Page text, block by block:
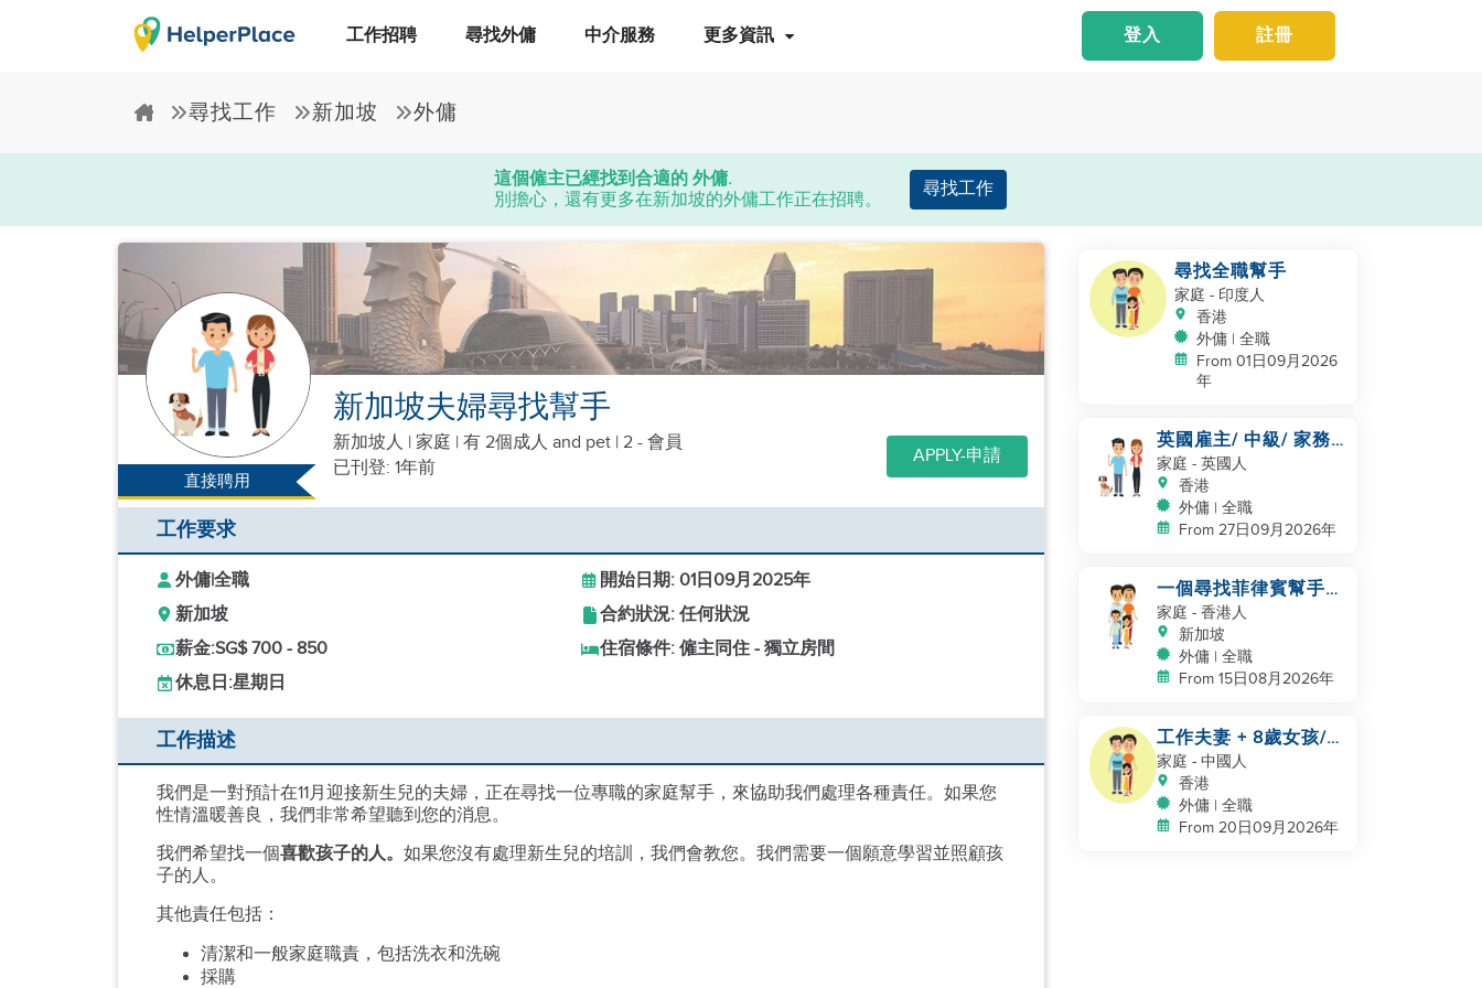
工作招聘 尋找外傭 中介服務 更多資訊 註冊
登入
尋找工作 新加坡 外傭
這個僱主已經找到合適的 外傭.
別擔心，還有更多在新加坡的外傭工作正在招聘。
尋找工作
直接聘用
新加坡夫婦尋找幫手
新加坡人 | 家庭 | 有 2個成人 and pet | 2 - 會員
已刊登: 1年前
APPLY-申請
工作要求
外傭|全職
開始日期: 01日09月2025年
新加坡
合約狀況: 任何狀況
薪金:SG$ 700 - 850
住宿條件: 僱主同住 - 獨立房間
休息日:星期日
工作描述
我們是一對預計在11月迎接新生兒的夫婦，正在尋找一位專職的家庭幫手，來協助我們處理各種責任。如果您
性情溫暖善良，我們非常希望聽到您的消息。
我們希望找一個喜歡孩子的人。 如果您沒有處理新生兒的培訓，我們會教您。我們需要一個願意學習並照顧孩
子的人。
其他責任包括：
清潔和一般家庭職責，包括洗衣和洗碗
採購
尋找全職幫手
家庭 - 印度人
香港
外傭 | 全職
From 01日09月2026
年
英國雇主/ 中級/ 家務
及照顧一隻狗
家庭 - 英國人
香港
外傭 | 全職
From 27日09月2026年
一個尋找菲律賓幫手的
四口之家
家庭 - 香港人
新加坡
外傭 | 全職
From 15日08月2026年
工作夫妻 + 8歲女孩/
自有房間和洗手間/
5500-6000
家庭 - 中國人
香港
外傭 | 全職
From 20日09月2026年